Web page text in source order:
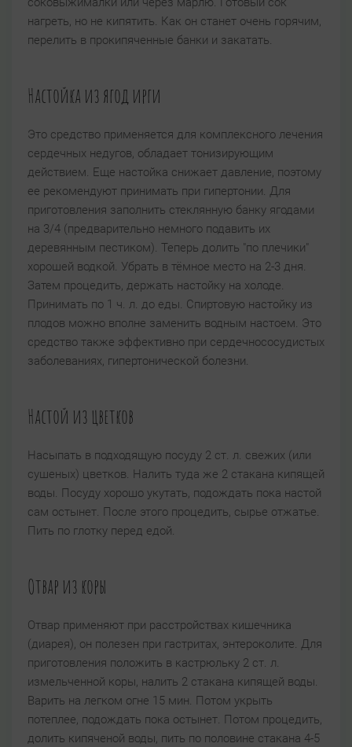
нагреть, но не кипятить. Как он станет очень горячим,
перелить в прокипяченные банки и закатать.
Настойка из ягод ирги
Это средство применяется для комплексного лечения
сердечных недугов, обладает тонизирующим
действием. Еще настойка снижает давление, поэтому
ее рекомендуют принимать при гипертонии. Для
приготовления заполнить стеклянную банку ягодами
на 3/4 (предварительно немного подавить их
деревянным пестиком). Теперь долить "по плечики"
хорошей водкой. Убрать в тёмное место на 2-3 дня.
Затем процедить, держать настойку на холоде.
Принимать по 1 ч. л. до еды. Спиртовую настойку из
плодов можно вполне заменить водным настоем. Это
средство также эффективно при сердечнососудистых
заболеваниях, гипертонической болезни.
Настой из цветков
Насыпать в подходящую посуду 2 ст. л. свежих (или
сушеных) цветков. Налить туда же 2 стакана кипящей
воды. Посуду хорошо укутать, подождать пока настой
сам остынет. После этого процедить, сырье отжатье.
Пить по глотку перед едой.
Отвар из коры
Отвар применяют при расстройствах кишечника
(диарея), он полезен при гастритах, энтероколите. Для
приготовления положить в кастрюльку 2 ст. л.
измельченной коры, налить 2 стакана кипящей воды.
Варить на легком огне 15 мин. Потом укрыть
потеплее, подождать пока остынет. Потом процедить,
долить кипяченой воды, пить по половине стакана 4-5